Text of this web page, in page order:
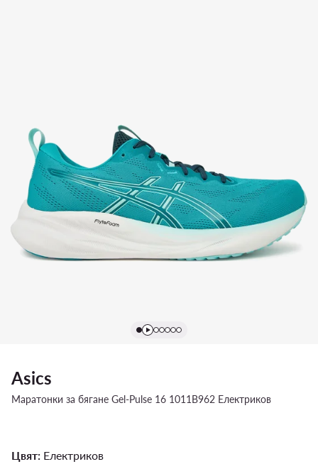
Asics
Маратонки за бягане Gel-Pulse 16 1011B962 Електриков
Цвят: Електриков